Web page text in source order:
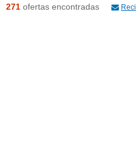
271 ofertas encontradas